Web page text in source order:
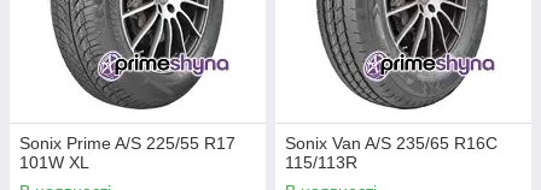
Sonix Prime A/S 225/55 R17
101W XL
Sonix Van A/S 235/65 R16C
115/113R